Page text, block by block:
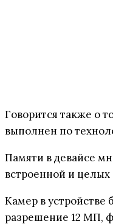
Говорится также о
выполнен по
Памяти в девайсе
встроенной и целых
Камер в устройстве
разрешение 12 МП,